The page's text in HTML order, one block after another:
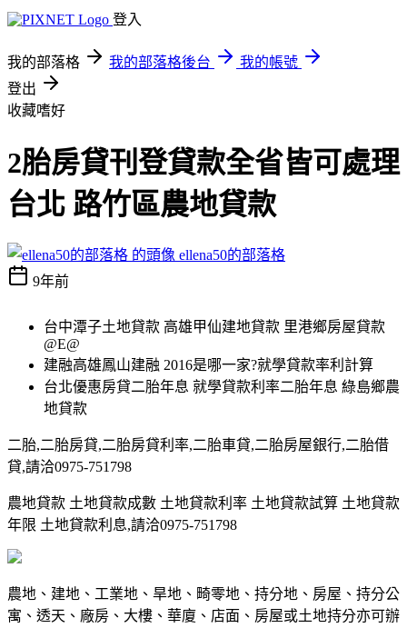
登入
我的部落格 我的部落格後台
我的帳號
登出
收藏嗜好
2胎房貸刊登貸款全省皆可處理
台北 路竹區農地貸款
ellena50的部落格
9年前
台中潭子土地貸款 高雄甲仙建地貸款 里港鄉房屋貸款
@E@
建融高雄鳳山建融 2016是哪一家?就學貸款率利計算
台北優惠房貸二胎年息 就學貸款利率二胎年息 綠島鄉農
地貸款
二胎,二胎房貸,二胎房貸利率,二胎車貸,二胎房屋銀行,二胎借
貸,請洽0975-751798
農地貸款 土地貸款成數 土地貸款利率 土地貸款試算 土地貸款
年限 土地貸款利息,請洽0975-751798
農地、建地、工業地、旱地、畸零地、持分地、房屋、持分公
寓、透天、廠房、大樓、華廈、店面、房屋或土地持分亦可辦